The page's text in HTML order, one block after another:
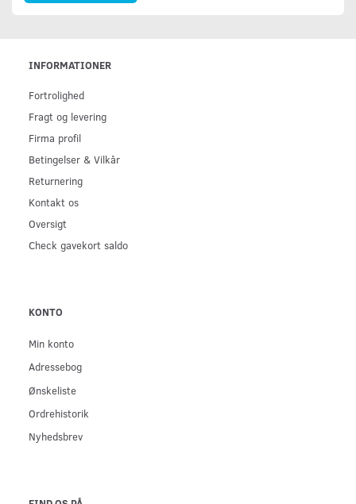
INFORMATIONER
Fortrolighed
Fragt og levering
Firma profil
Betingelser & Vilkår
Returnering
Kontakt os
Oversigt
Check gavekort saldo
KONTO
Min konto
Adressebog
Ønskeliste
Ordrehistorik
Nyhedsbrev